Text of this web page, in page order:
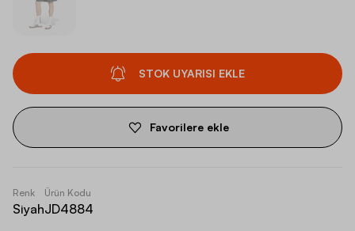
STOK UYARISI EKLE
Favorilere ekle
Renk
Siyah
Ürün Kodu
JD4884